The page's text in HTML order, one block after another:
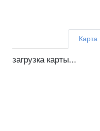
Карта
загрузка карты...